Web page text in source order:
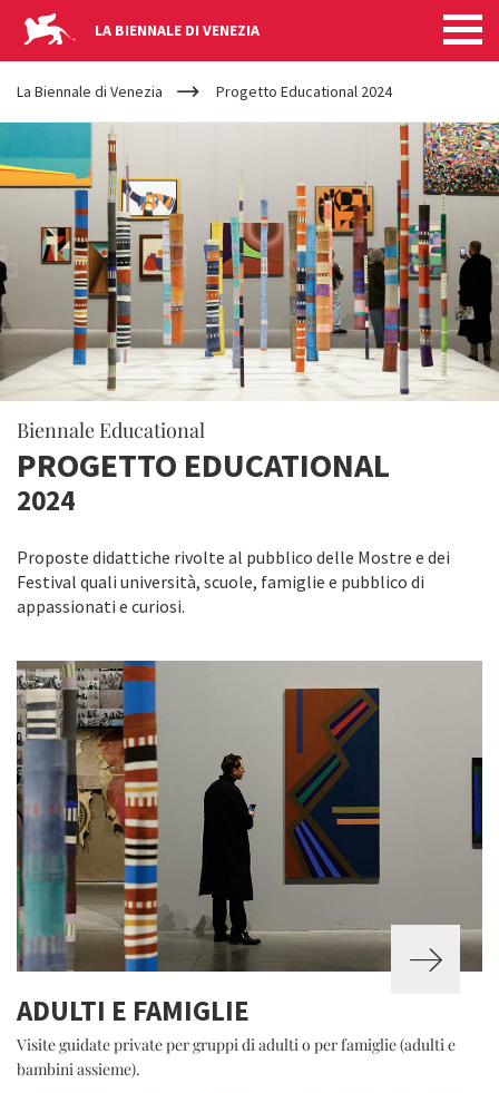
LA BIENNALE DI VENEZIA
YOUR
ARE
HERE
La Biennale di Venezia Progetto Educational 2024
Biennale Educational
PROGETTO EDUCATIONAL
2024
Proposte didattiche rivolte al pubblico delle Mostre e dei
Festival quali università, scuole, famiglie e pubblico di
appassionati e curiosi.
ADULTI E FAMIGLIE
Visite guidate private per gruppi di adulti o per famiglie (adulti e
bambini assieme).